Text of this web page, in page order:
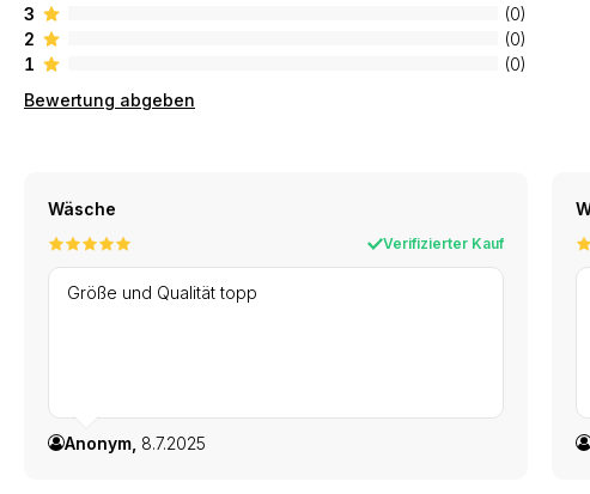
3
(0)
2
(0)
1
(0)
Bewertung abgeben
Wäsche
Verifizierter Kauf
Größe und Qualität topp
Anonym, 8.7.2025